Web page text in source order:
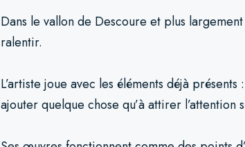
Dans le vallon de Descoure et plus
ralentir.
L’artiste joue avec les éléments déjà
ajouter quelque chose qu’à attirer l’attention